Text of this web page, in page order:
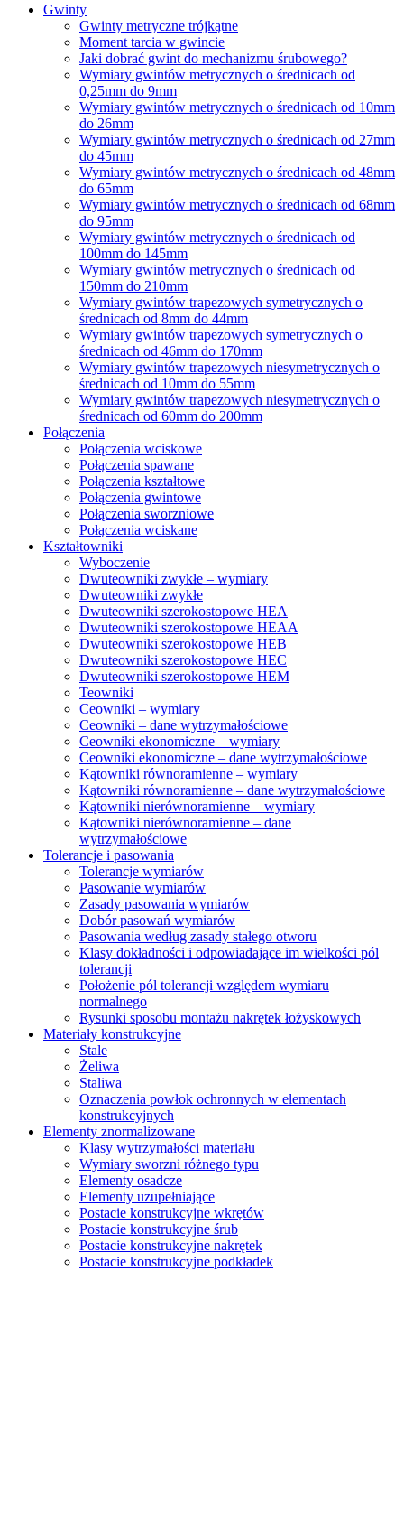
Gwinty
Gwinty metryczne trójkątne
Moment tarcia w gwincie
Jaki dobrać gwint do mechanizmu śrubowego?
Wymiary gwintów metrycznych o średnicach od
0,25mm do 9mm
Wymiary gwintów metrycznych o średnicach od 10mm
do 26mm
Wymiary gwintów metrycznych o średnicach od 27mm
do 45mm
Wymiary gwintów metrycznych o średnicach od 48mm
do 65mm
Wymiary gwintów metrycznych o średnicach od 68mm
do 95mm
Wymiary gwintów metrycznych o średnicach od
100mm do 145mm
Wymiary gwintów metrycznych o średnicach od
150mm do 210mm
Wymiary gwintów trapezowych symetrycznych o
średnicach od 8mm do 44mm
Wymiary gwintów trapezowych symetrycznych o
średnicach od 46mm do 170mm
Wymiary gwintów trapezowych niesymetrycznych o
średnicach od 10mm do 55mm
Wymiary gwintów trapezowych niesymetrycznych o
średnicach od 60mm do 200mm
Połączenia
Połączenia wciskowe
Połączenia spawane
Połączenia kształtowe
Połączenia gwintowe
Połączenia sworzniowe
Połączenia wciskane
Kształtowniki
Wyboczenie
Dwuteowniki zwykłe – wymiary
Dwuteowniki zwykłe
Dwuteowniki szerokostopowe HEA
Dwuteowniki szerokostopowe HEAA
Dwuteowniki szerokostopowe HEB
Dwuteowniki szerokostopowe HEC
Dwuteowniki szerokostopowe HEM
Teowniki
Ceowniki – wymiary
Ceowniki – dane wytrzymałościowe
Ceowniki ekonomiczne – wymiary
Ceowniki ekonomiczne – dane wytrzymałościowe
Kątowniki równoramienne – wymiary
Kątowniki równoramienne – dane wytrzymałościowe
Kątowniki nierównoramienne – wymiary
Kątowniki nierównoramienne – dane
wytrzymałościowe
Tolerancje i pasowania
Tolerancje wymiarów
Pasowanie wymiarów
Zasady pasowania wymiarów
Dobór pasowań wymiarów
Pasowania według zasady stałego otworu
Klasy dokładności i odpowiadające im wielkości pól
tolerancji
Położenie pól tolerancji względem wymiaru
normalnego
Rysunki sposobu montażu nakrętek łożyskowych
Materiały konstrukcyjne
Stale
Żeliwa
Staliwa
Oznaczenia powłok ochronnych w elementach
konstrukcyjnych
Elementy znormalizowane
Klasy wytrzymałości materiału
Wymiary sworzni różnego typu
Elementy osadcze
Elementy uzupełniające
Postacie konstrukcyjne wkrętów
Postacie konstrukcyjne śrub
Postacie konstrukcyjne nakrętek
Postacie konstrukcyjne podkładek